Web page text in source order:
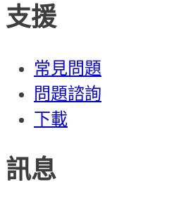
支援
常見問題
問題諮詢
下載
訊息